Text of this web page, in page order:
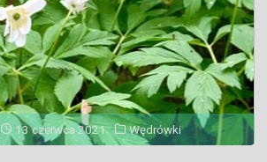
13 czerwca 2021 Wędrówki